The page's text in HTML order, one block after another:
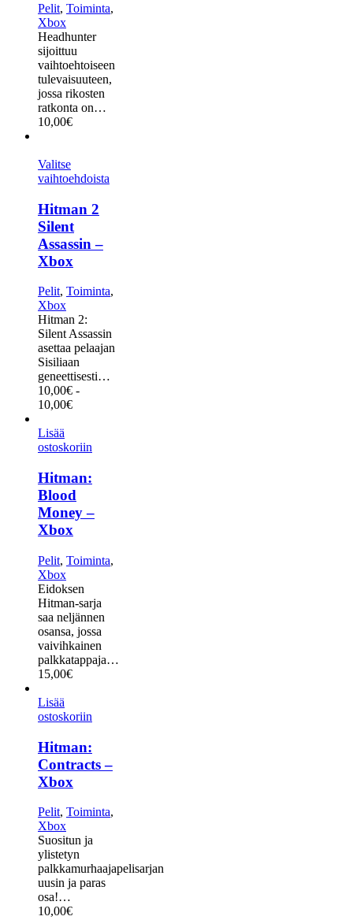
Pelit, Toiminta,
Xbox
Headhunter
sijoittuu
vaihtoehtoiseen
tulevaisuuteen,
jossa rikosten
ratkonta on…
10,00€
Valitse
vaihtoehdoista
Hitman 2
Silent
Assassin –
Xbox
Pelit, Toiminta,
Xbox
Hitman 2:
Silent Assassin
asettaa pelaajan
Sisiliaan
geneettisesti…
10,00€ -
10,00€
Lisää
ostoskoriin
Hitman:
Blood
Money –
Xbox
Pelit, Toiminta,
Xbox
Eidoksen
Hitman-sarja
saa neljännen
osansa, jossa
vaivihkainen
palkkatappaja…
15,00€
Lisää
ostoskoriin
Hitman:
Contracts –
Xbox
Pelit, Toiminta,
Xbox
Suositun ja
ylistetyn
palkkamurhaajapelisarjan
uusin ja paras
osa!…
10,00€